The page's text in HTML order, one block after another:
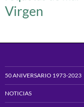
Virgen
50 ANIVERSARIO 1973-2023
NOTICIAS